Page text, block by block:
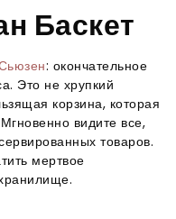
Баскет
: окончательное
Это не хрупкий
корзина, которая
видите все,
товаров.
мертвое